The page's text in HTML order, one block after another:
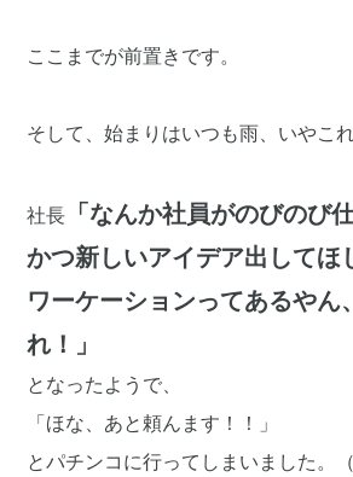
ここまでが前置きです。
そして、始まりはいつも雨、いやこれ
社長 「なんか社員がのびのび
かつ新しいアイデア出してほ
ワーケーションってあるやん
れ！」
となったようで、
「ほな、あと頼んます！！」
とパチンコに行ってしまいました。